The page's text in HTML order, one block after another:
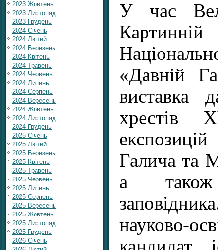
2023 Жовтень
2023 Листопад
2023 Грудень
2024 Січень
2024 Лютий
2024 Березень
2024 Квітень
2024 Травень
2024 Червень
2024 Липень
2024 Серпень
2024 Вересень
2024 Жовтень
2024 Листопад
2024 Грудень
2025 Січень
2025 Лютий
2025 Березень
2025 Квітень
2025 Травень
2025 Червень
2025 Липень
2025 Серпень
2025 Вересень
2025 Жовтень
2025 Листопад
2025 Грудень
2026 Січень
У час
«Давній
виставка
хрестів
Галича та
а
науково-